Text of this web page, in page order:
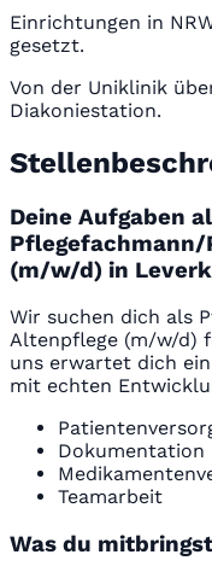
Einrichtungen in
gesetzt.
Von der Uniklinik
Diakoniestation.
Deine Aufgaben
(m/w/d) in
Wir suchen dich als
Altenpflege (m/w/d)
uns erwartet dich
mit echten
Dokumentation
Teamarbeit
Was du mitbringst